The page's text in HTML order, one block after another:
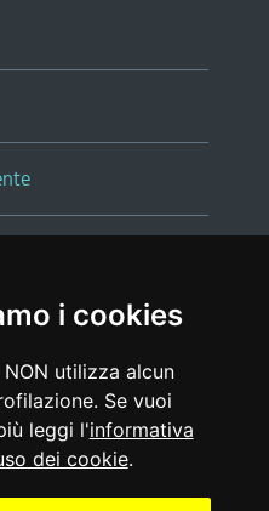
i cookies
utilizza alcun
Se vuoi
leggi l'informativa
dei cookie.
|glossario
|feedback